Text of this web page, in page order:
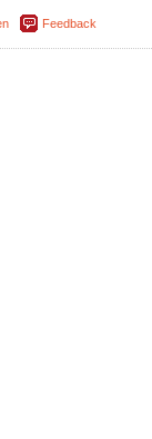
Feedback